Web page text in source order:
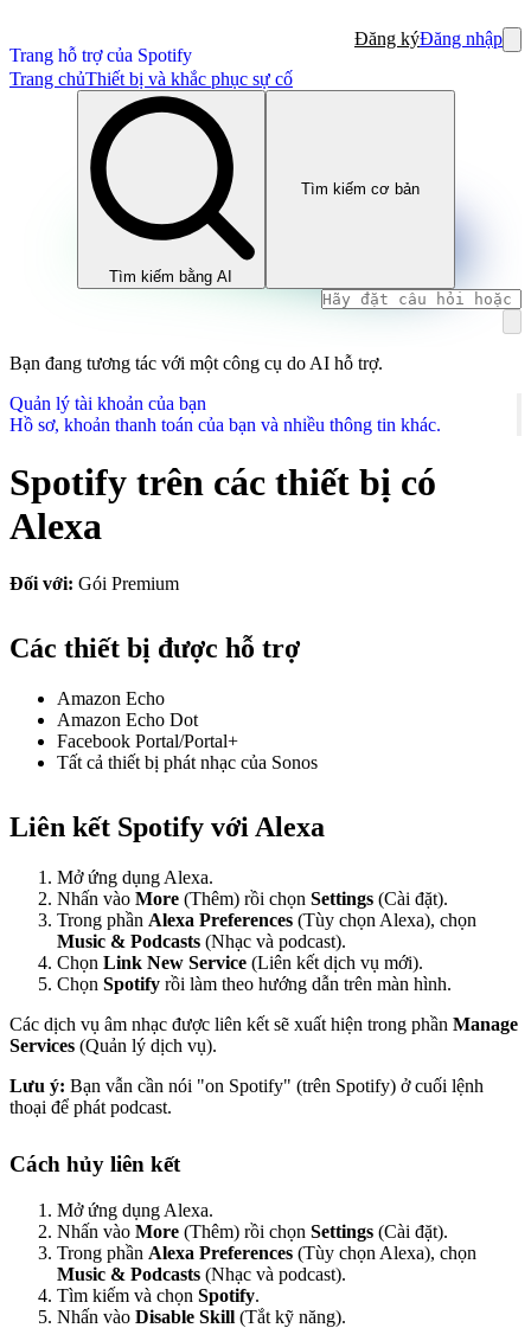
Trang hỗ trợ của Spotify
Đăng kýĐăng nhập
Trang chủThiết bị và khắc phục sự cố
Tìm kiếm bằng AI
Tìm kiếm cơ bản
Bạn đang tương tác với một công cụ do AI hỗ trợ.
Quản lý tài khoản của bạn
Hồ sơ, khoản thanh toán của bạn và nhiều thông tin khác.
Spotify trên các thiết bị có
Alexa
Đối với: Gói Premium
Các thiết bị được hỗ trợ
Amazon Echo
Amazon Echo Dot
Facebook Portal/Portal+
Tất cả thiết bị phát nhạc của Sonos
Liên kết Spotify với Alexa
Mở ứng dụng Alexa.
Nhấn vào More (Thêm) rồi chọn Settings (Cài đặt).
Trong phần Alexa Preferences (Tùy chọn Alexa), chọn
Music & Podcasts (Nhạc và podcast).
Chọn Link New Service (Liên kết dịch vụ mới).
Chọn Spotify rồi làm theo hướng dẫn trên màn hình.
Các dịch vụ âm nhạc được liên kết sẽ xuất hiện trong phần Manage
Services (Quản lý dịch vụ).
Lưu ý: Bạn vẫn cần nói "on Spotify" (trên Spotify) ở cuối lệnh
thoại để phát podcast.
Cách hủy liên kết
Mở ứng dụng Alexa.
Nhấn vào More (Thêm) rồi chọn Settings (Cài đặt).
Trong phần Alexa Preferences (Tùy chọn Alexa), chọn
Music & Podcasts (Nhạc và podcast).
Tìm kiếm và chọn Spotify.
Nhấn vào Disable Skill (Tắt kỹ năng).